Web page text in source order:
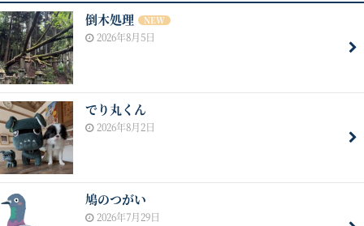
倒木処理 NEW
2026年8月5日
でり丸くん
2026年8月2日
鳩のつがい
2026年7月29日